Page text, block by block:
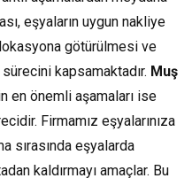
eşyaların uygun nakliye
götürülmesi ve
kapsamaktadır. Muş
en önemli aşamaları ise
Firmamız eşyalarınıza
sırasında eşyalarda
kaldırmayı amaçlar. Bu